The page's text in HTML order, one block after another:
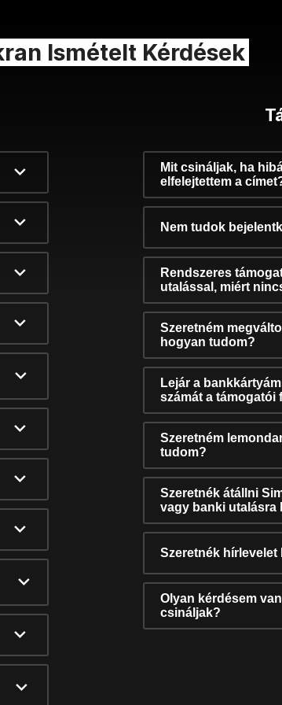
Ismételt Kérdések
Mit csináljak, ha
elfelejtettem a
Nem tudok
Rendszeres
utalással, miért
Szeretném
hogyan tudom?
Lejár a
számát a támogatói
Szeretném
tudom?
Szeretnék átállni
vagy banki utalásra
Szeretnék
Olyan kérdésem
csináljak?